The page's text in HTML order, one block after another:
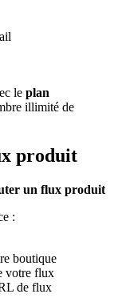
le plan
illimité de
produit
un flux produit
:
boutique
votre flux
de flux